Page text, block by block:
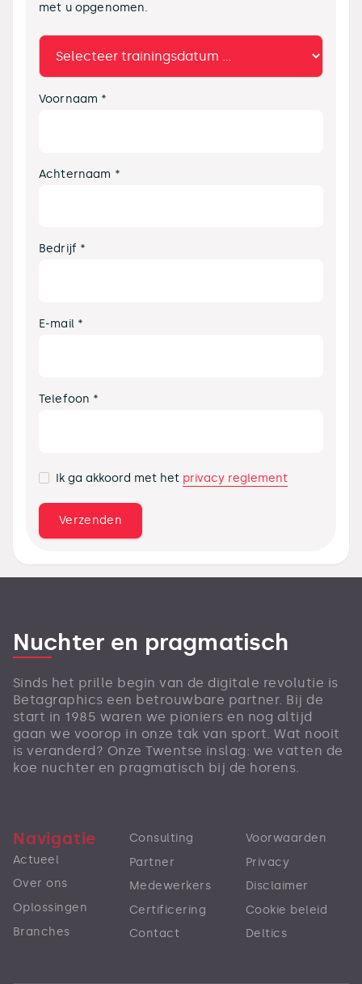
met u opgenomen.
Voornaam *
Achternaam *
Bedrijf *
E-mail *
Telefoon *
Ik ga akkoord met het privacy reglement
Nuchter en pragmatisch
Sinds het prille begin van de digitale revolutie is
Betagraphics een betrouwbare partner. Bij de
start in 1985 waren we pioniers en nog altijd
gaan we voorop in onze tak van sport. Wat nooit
is veranderd? Onze Twentse inslag: we vatten de
koe nuchter en pragmatisch bij de horens.
Navigatie
Actueel
Over ons
Oplossingen
Branches
Consulting
Partner
Medewerkers
Certificering
Contact
Voorwaarden
Privacy
Disclaimer
Cookie beleid
Deltics